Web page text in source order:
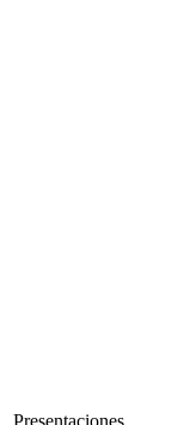
Presentaciones